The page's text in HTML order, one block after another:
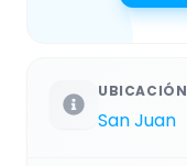
UBICACIÓN
San Juan